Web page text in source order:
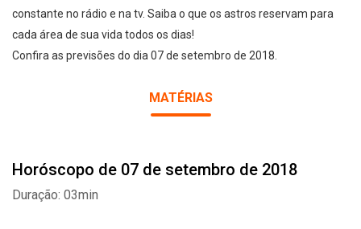
constante no rádio e na tv. Saiba o que os astros reservam para
cada área de sua vida todos os dias!
Confira as previsões do dia 07 de setembro de 2018.
MATÉRIAS
Horóscopo de 07 de setembro de 2018
Duração: 03min
Whatsapp Facebook Twitter E-mail